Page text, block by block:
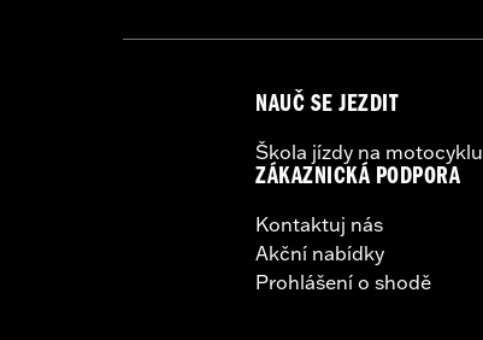
NAUČ SE JEZDIT
Škola jízdy na motocyklu
ZÁKAZNICKÁ PODPORA
Kontaktuj nás
Akční nabídky
Prohlášení o shodě